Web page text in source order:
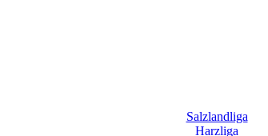
Salzlandliga
Harzliga